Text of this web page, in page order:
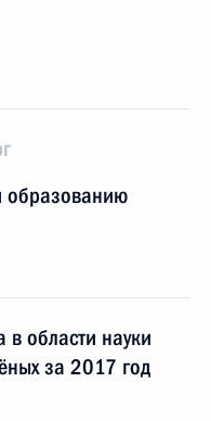
образованию
в области науки
за 2017 год